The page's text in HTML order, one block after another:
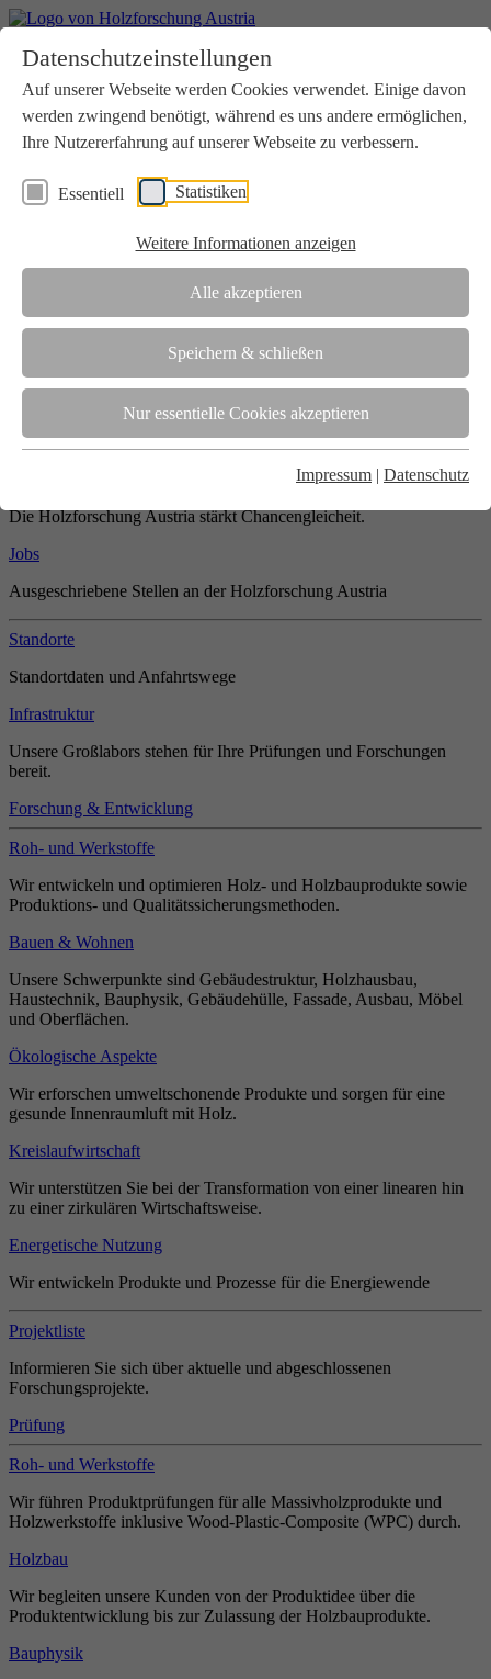
Datenschutzeinstellungen
Auf unserer Webseite werden Cookies verwendet. Einige davon
werden zwingend benötigt, während es uns andere ermöglichen,
Ihre Nutzererfahrung auf unserer Webseite zu verbessern.
Essentiell Statistiken
Weitere Informationen anzeigen
Alle akzeptieren
Speichern & schließen
Nur essentielle Cookies akzeptieren
Impressum | Datenschutz
Aktuelles
Downloads
Kontakt
Login
Verein
Wir unterstützen die Interessen der Holzbranche in enger
Zusammenarbeit mit Wissenschaft und Wirtschaft.
Die Holzforschung Austria ist akkreditierte Prüf-, Inspektions- und
Team
Unsere gesamte Kompetenz ist in unseren Mitarbeiter:innen
gebündelt
Die Holzforschung Austria stärkt Chancengleicheit.
Jobs
Ausgeschriebene Stellen an der Holzforschung Austria
Standorte
Standortdaten und Anfahrtswege
Infrastruktur
Unsere Großlabors stehen für Ihre Prüfungen und Forschungen
bereit.
Forschung & Entwicklung
Roh- und Werkstoffe
Wir entwickeln und optimieren Holz- und Holzbauprodukte sowie
Produktions- und Qualitätssicherungsmethoden.
Bauen & Wohnen
Unsere Schwerpunkte sind Gebäudestruktur, Holzhausbau,
Haustechnik, Bauphysik, Gebäudehülle, Fassade, Ausbau, Möbel
und Oberflächen.
Ökologische Aspekte
Wir erforschen umweltschonende Produkte und sorgen für eine
gesunde Innenraumluft mit Holz.
Kreislaufwirtschaft
Wir unterstützen Sie bei der Transformation von einer linearen hin
zu einer zirkulären Wirtschaftsweise.
Energetische Nutzung
Wir entwickeln Produkte und Prozesse für die Energiewende
Projektliste
Informieren Sie sich über aktuelle und abgeschlossenen
Forschungsprojekte.
Prüfung
Roh- und Werkstoffe
Wir führen Produktprüfungen für alle Massivholzprodukte und
Holzwerkstoffe inklusive Wood-Plastic-Composite (WPC) durch.
Holzbau
Wir begleiten unsere Kunden von der Produktidee über die
Produktentwicklung bis zur Zulassung der Holzbauprodukte.
Bauphysik